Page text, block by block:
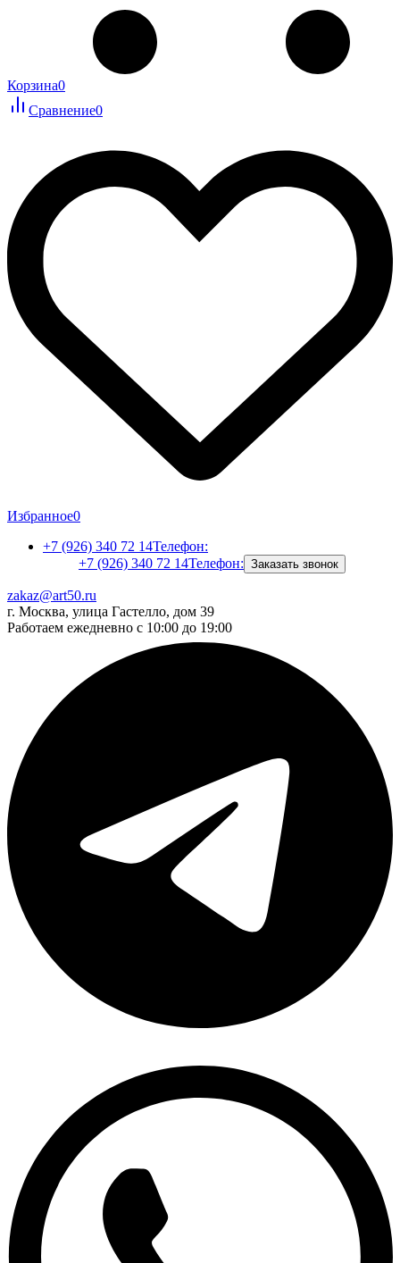
Корзина0
Сравнение0
Избранное0
+7 (926) 340 72 14Телефон:
+7 (926) 340 72 14Телефон: Заказать звонок
zakaz@art50.ru
г. Москва, улица Гастелло, дом 39
Работаем ежедневно с 10:00 до 19:00